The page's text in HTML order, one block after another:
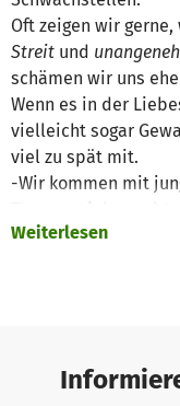
Oft zeigen wir
Streit und
schämen wir uns
Wenn es in der
vielleicht sogar
viel zu spät mit.
-Wir kommen mit
Werte wie
besprochen.
getrennt. Dabei
junge Menschen mit
Weiterlesen